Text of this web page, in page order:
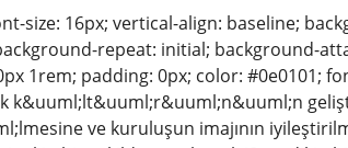
size: 16px; vertical-align: baseline;
repeat: initial; background-
1rem; padding: 0px; color: #0e0101;
k&uuml;lt&uuml;r&uuml;n&uuml;n
ve kuruluşun imajının